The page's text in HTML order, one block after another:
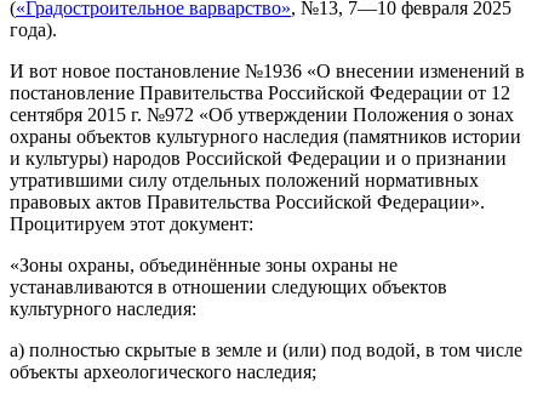
(«Градостроительное варварство», №13, 7—10 февраля 2025
года).
И вот новое постановление №1936 «О внесении изменений в
постановление Правительства Российской Федерации от 12
сентября 2015 г. №972 «Об утверждении Положения о зонах
охраны объектов культурного наследия (памятников истории
и культуры) народов Российской Федерации и о признании
утратившими силу отдельных положений нормативных
правовых актов Правительства Российской Федерации».
Процитируем этот документ:
«Зоны охраны, объединённые зоны охраны не
устанавливаются в отношении следующих объектов
культурного наследия:
а) полностью скрытые в земле и (или) под водой, в том числе
объекты археологического наследия;